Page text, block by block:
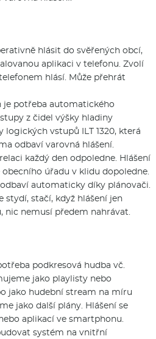
hlásit do svěřených obcí,
aplikaci v telefonu. Zvolí
hlásí. Může přehrát
je potřeba automatického
z čidel výšky hladiny
logických vstupů ILT 1320, která
odbaví varovná hlášení.
každý den odpoledne. Hlášení
úřadu v klidu dopoledne.
automaticky díky plánovači.
stydí, stačí, když hlášení jen
nic nemusí předem nahrávat.
podkresová hudba vč.
jako playlisty nebo
jako hudební stream na míru
jako další plány. Hlášení se
aplikací ve smartphonu.
systém na vnitřní